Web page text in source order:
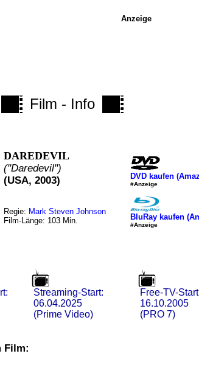
Film - Info
DAREDEVIL
("Daredevil")
(USA, 2003)
Regie: Mark Steven Johnson
Film-Länge: 103 Min.
DVD kaufen
#Anzeige
BluRay kaufen
#Anzeige
Streaming-Start:
06.04.2025
(Prime Video)
Free-TV-
16.10.2005
(PRO 7)
Film:
Anzeige